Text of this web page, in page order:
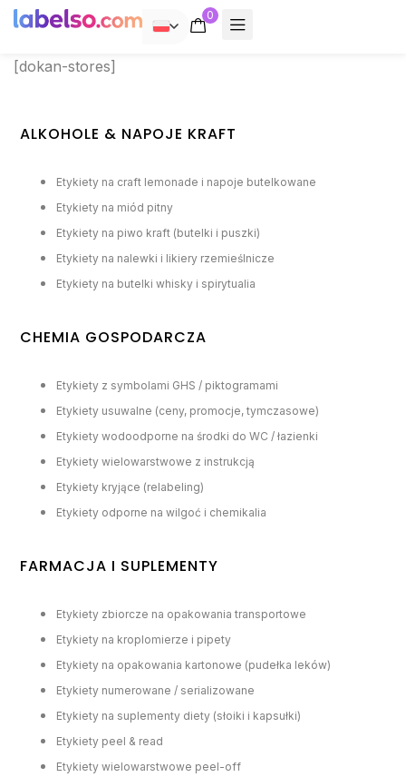
POLSKI
0
[dokan-stores]
ALKOHOLE & NAPOJE KRAFT
Etykiety na craft lemonade i napoje butelkowane
Etykiety na miód pitny
Etykiety na piwo kraft (butelki i puszki)
Etykiety na nalewki i likiery rzemieślnicze
Etykiety na butelki whisky i spirytualia
CHEMIA GOSPODARCZA
Etykiety z symbolami GHS / piktogramami
Etykiety usuwalne (ceny, promocje, tymczasowe)
Etykiety wodoodporne na środki do WC / łazienki
Etykiety wielowarstwowe z instrukcją
Etykiety kryjące (relabeling)
Etykiety odporne na wilgoć i chemikalia
FARMACJA I SUPLEMENTY
Etykiety zbiorcze na opakowania transportowe
Etykiety na kroplomierze i pipety
Etykiety na opakowania kartonowe (pudełka leków)
Etykiety numerowane / serializowane
Etykiety na suplementy diety (słoiki i kapsułki)
Etykiety peel & read
Etykiety wielowarstwowe peel-off